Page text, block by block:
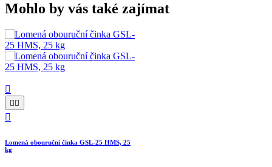
Mohlo by vás také zajímat

 

Lomená obouruční činka GSL-25 HMS, 25
kg